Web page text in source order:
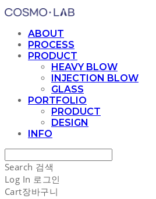
ABOUT
PROCESS
PRODUCT
HEAVY BLOW
INJECTION BLOW
GLASS
PORTFOLIO
PRODUCT
DESIGN
INFO
Search 검색
Log In 로그인
Cart장바구니